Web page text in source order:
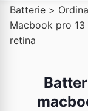
Batterie >
Macbook pro 13
retina